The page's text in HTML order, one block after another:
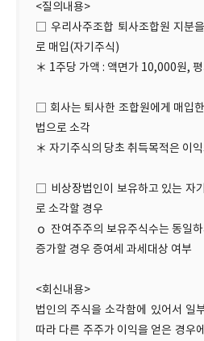
<질의내용>
□ 우리사주조합 퇴사조합원 지분
로 매입(자기주식)
＊ 1주당 가액 : 액면가 10,000원,
□ 회사는 퇴사한 조합원에게 매입
법으로 소각
＊ 자기주식의 당초 취득목적은 이
□ 비상장법인이 보유하고 있는 자
로 소각할 경우
ｏ 잔여주주의 보유주식수는 동일
증가할 경우 증여세 과세대상 여부
<회신내용>
법인의 주식을 소각함에 있어서 일
따라 다른 주주가 이익을 얻은 경우